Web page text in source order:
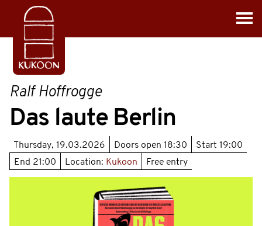
Ralf Hoffrogge
Das laute Berlin
Thursday, 19.03.2026 Doors open 18:30 Start 19:00
End 21:00 Location: Kukoon Free entry